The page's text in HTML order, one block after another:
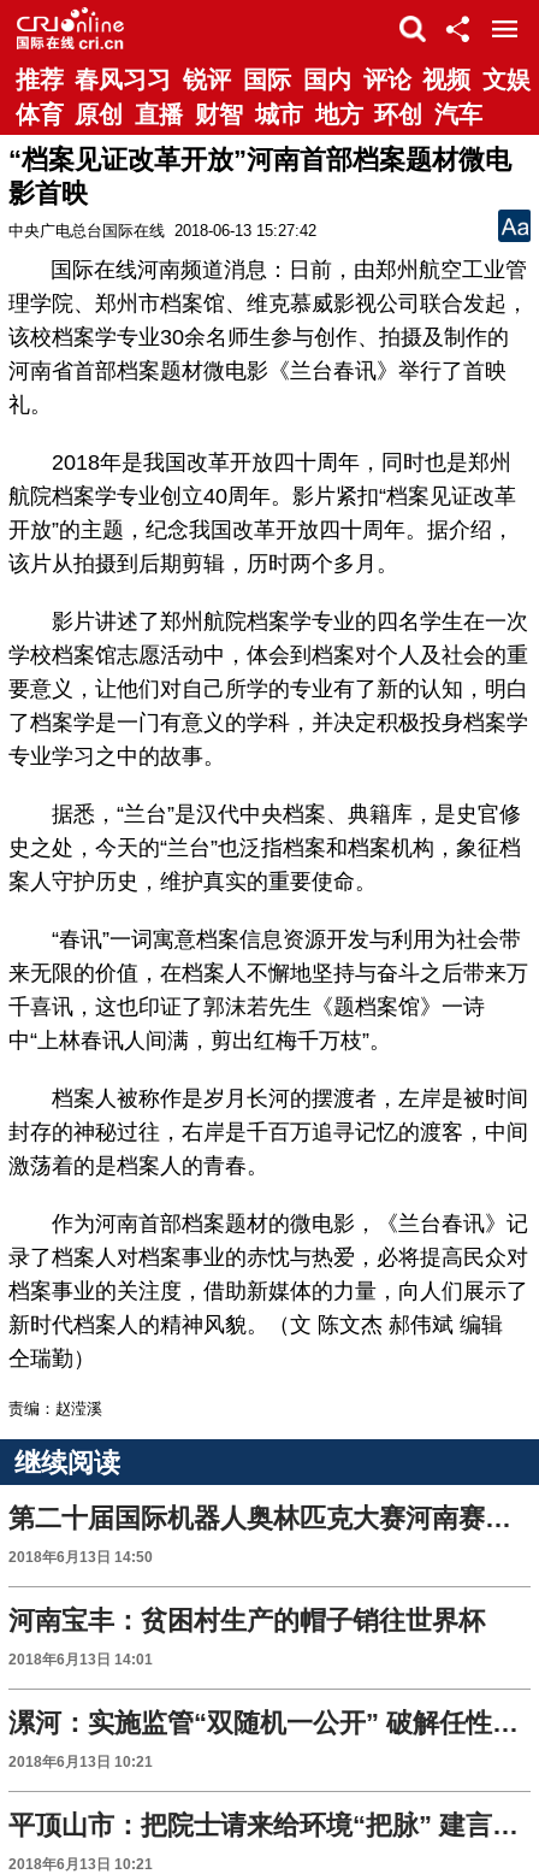
推荐 春风习习 锐评 国际 国内 评论 视频 文娱
体育 原创 直播 财智 城市 地方 环创 汽车
“档案见证改革开放”河南首部档案题材微电
影首映
中央广电总台国际在线 2018-06-13 15:27:42
国际在线河南频道消息：日前，由郑州航空工业管
理学院、郑州市档案馆、维克慕威影视公司联合发起，
该校档案学专业30余名师生参与创作、拍摄及制作的
河南省首部档案题材微电影《兰台春讯》举行了首映
礼。
2018年是我国改革开放四十周年，同时也是郑州
航院档案学专业创立40周年。影片紧扣“档案见证改革
开放”的主题，纪念我国改革开放四十周年。据介绍，
该片从拍摄到后期剪辑，历时两个多月。
影片讲述了郑州航院档案学专业的四名学生在一次
学校档案馆志愿活动中，体会到档案对个人及社会的重
要意义，让他们对自己所学的专业有了新的认知，明白
了档案学是一门有意义的学科，并决定积极投身档案学
专业学习之中的故事。
据悉，“兰台”是汉代中央档案、典籍库，是史官修
史之处，今天的“兰台”也泛指档案和档案机构，象征档
案人守护历史，维护真实的重要使命。
“春讯”一词寓意档案信息资源开发与利用为社会带
来无限的价值，在档案人不懈地坚持与奋斗之后带来万
千喜讯，这也印证了郭沫若先生《题档案馆》一诗
中“上林春讯人间满，剪出红梅千万枝”。
档案人被称作是岁月长河的摆渡者，左岸是被时间
封存的神秘过往，右岸是千百万追寻记忆的渡客，中间
激荡着的是档案人的青春。
作为河南首部档案题材的微电影，《兰台春讯》记
录了档案人对档案事业的赤忱与热爱，必将提高民众对
档案事业的关注度，借助新媒体的力量，向人们展示了
新时代档案人的精神风貌。（文 陈文杰 郝伟斌 编辑
仝瑞勤）
责编：赵滢溪
继续阅读
第二十届国际机器人奥林匹克大赛河南赛区7月开战
2018年6月13日 14:50
河南宝丰：贫困村生产的帽子销往世界杯
2018年6月13日 14:01
漯河：实施监管“双随机一公开” 破解任性执法
2018年6月13日 10:21
平顶山市：把院士请来给环境“把脉” 建言献策
2018年6月13日 10:21